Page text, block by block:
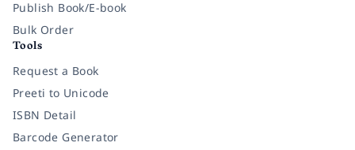
Publish Book/E-book
Bulk Order
Tools
Request a Book
Preeti to Unicode
ISBN Detail
Barcode Generator